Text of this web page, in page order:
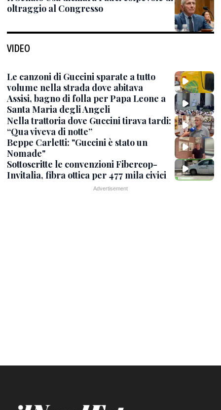
oltraggio al Congresso
VIDEO
Le canzoni di Guccini sparate a tutto
volume nella strada dove abitava
Assisi, bagno di folla per Papa Leone a
Santa Maria degli Angeli
Nella trattoria dove Guccini tirava tardi:
“Qua viveva di notte”
Beppe Carletti: "Guccini è stato un
Nomade"
Sottoscritte le convenzioni Fibercop-
Invitalia, fibra ottica per 477 mila civici